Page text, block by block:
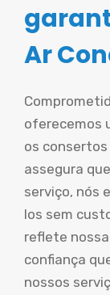
Ar
oferecemos
os consertos
assegura
serviço, nós
los sem
reflete
confiança
nossos